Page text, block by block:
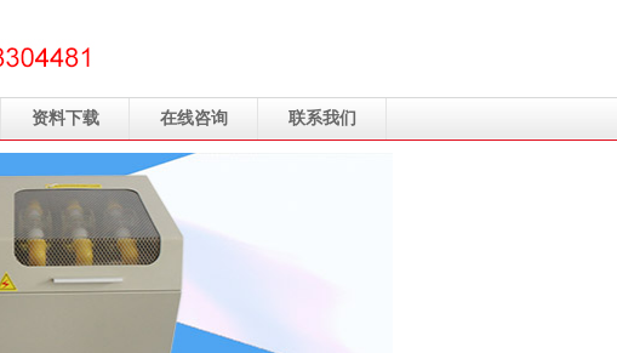
资料下载 在线咨询 联系我们